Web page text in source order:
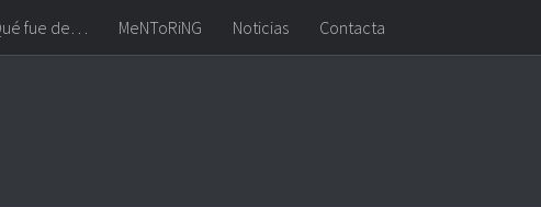
fue de… MeNToRiNG Noticias Contacta